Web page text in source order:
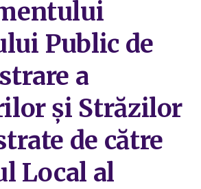
Public de
a
și Străzilor
de către
Local al